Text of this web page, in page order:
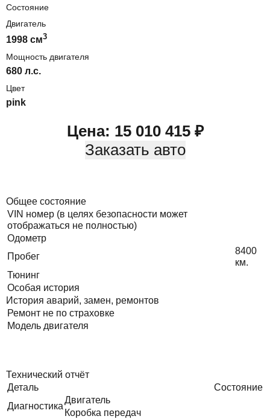
Состояние
Двигатель
1998 cм3
Мощность двигателя
680 л.с.
Цвет
pink
Цена: 15 010 415₽
Заказать авто
Общее состояние
VIN номер (в целях безопасности может
отображаться не полностью)
Одометр
Пробег
8400
км.
Тюнинг
Особая история
История аварий, замен, ремонтов
Ремонт не по страховке
Модель двигателя
Технический отчёт
Деталь
Состояние
Диагностика
Двигатель
Коробка передач